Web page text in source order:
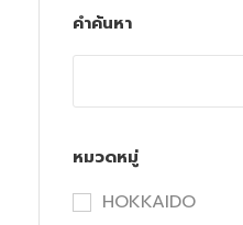
คำค้นหา
หมวดหมู่
HOKKAIDO